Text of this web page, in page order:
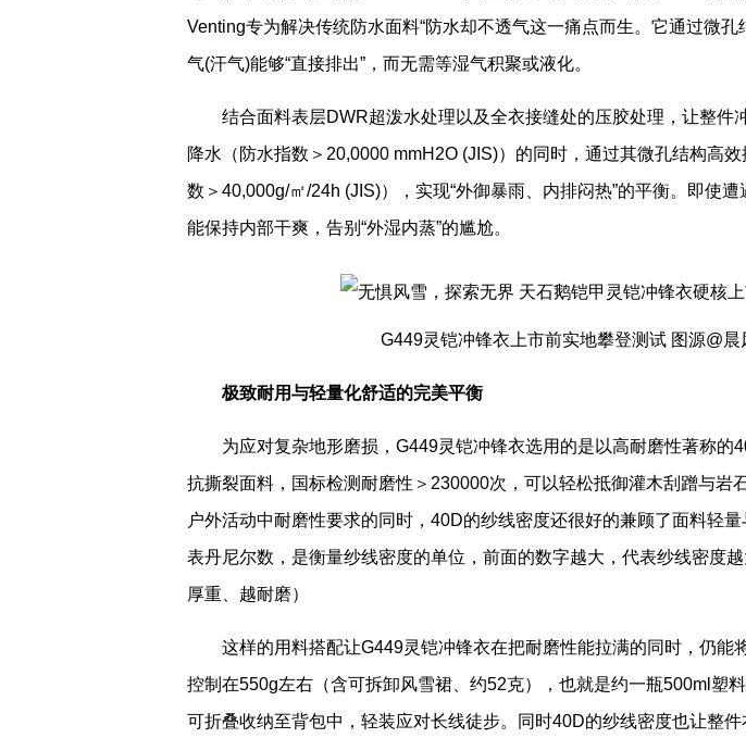
Venting专为解决传统防水面料“防水却不透气这一痛点而生。它通过微孔
气(汗气)能够“直接排出”，而无需等湿气积聚或液化。
结合面料表层DWR超泼水处理以及全衣接缝处的压胶处理，让整件
降水（防水指数＞20,0000 mmH2O (JIS)）的同时，通过其微孔结构高
数＞40,000g/㎡/24h (JIS)），实现“外御暴雨、内排闷热”的平衡。即使
能保持内部干爽，告别“外湿内蒸”的尴尬。
G449灵铠冲锋衣上市前实地攀登测试 图源@晨
极致耐用与轻量化舒适的完美平衡
为应对复杂地形磨损，G449灵铠冲锋衣选用的是以高耐磨性著称的
抗撕裂面料，国标检测耐磨性＞230000次，可以轻松抵御灌木刮蹭与岩
户外活动中耐磨性要求的同时，40D的纱线密度还很好的兼顾了面料轻
表丹尼尔数，是衡量纱线密度的单位，前面的数字越大，代表纱线密度
厚重、越耐磨）
这样的用料搭配让G449灵铠冲锋衣在把耐磨性能拉满的同时，仍能
控制在550g左右（含可拆卸风雪裙、约52克），也就是约一瓶500ml塑
可折叠收纳至背包中，轻装应对长线徒步。同时40D的纱线密度也让整